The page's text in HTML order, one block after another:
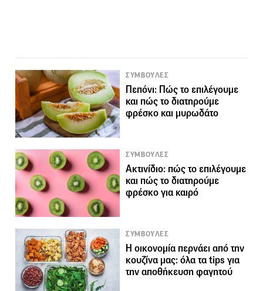
ΣΥΜΒΟΥΛΕΣ
Πεπόνι: Πώς το επιλέγουμε
και πώς το διατηρούμε
φρέσκο και μυρωδάτο
ΣΥΜΒΟΥΛΕΣ
Ακτινίδιο: πώς το επιλέγουμε
και πώς το διατηρούμε
φρέσκο για καιρό
ΣΥΜΒΟΥΛΕΣ
Η οικονομία περνάει από την
κουζίνα μας: όλα τα tips για
την αποθήκευση φαγητού